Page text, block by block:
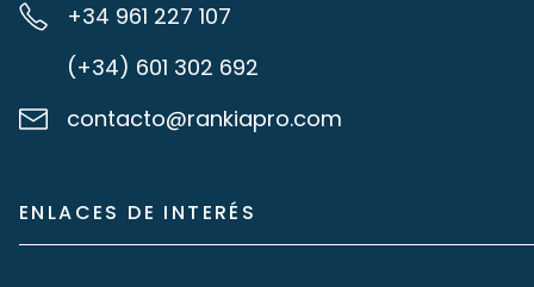
+34 961 227 107
(+34) 601 302 692
contacto@rankiapro.com
ENLACES DE INTERÉS